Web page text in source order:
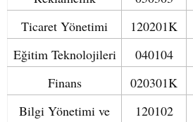
Ticaret Yönetimi
120201K
Eğitim Teknolojileri
040104
Finans
020301K
Bilgi Yönetimi ve
120102